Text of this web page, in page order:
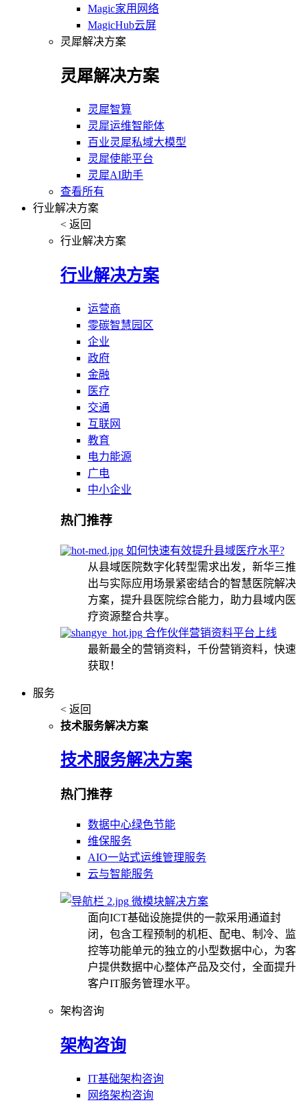
Magic家用网络
MagicHub云屏
灵犀解决方案
灵犀解决方案
灵犀智算
灵犀运维智能体
百业灵犀私域大模型
灵犀使能平台
灵犀AI助手
查看所有
行业解决方案
< 返回
行业解决方案
行业解决方案
运营商
零碳智慧园区
企业
政府
金融
医疗
交通
互联网
教育
电力能源
广电
中小企业
热门推荐
如何快速有效提升县域医疗水平?
从县域医院数字化转型需求出发，新华三推
出与实际应用场景紧密结合的智慧医院解决
方案，提升县医院综合能力，助力县域内医
疗资源整合共享。
合作伙伴营销资料平台上线
最新最全的营销资料，千份营销资料，快速
获取！
服务
< 返回
技术服务解决方案
技术服务解决方案
热门推荐
数据中心绿色节能
维保服务
AIO一站式运维管理服务
云与智能服务
微模块解决方案
面向ICT基础设施提供的一款采用通道封
闭，包含工程预制的机柜、配电、制冷、监
控等功能单元的独立的小型数据中心，为客
户提供数据中心整体产品及交付，全面提升
客户IT服务管理水平。
架构咨询
架构咨询
IT基础架构咨询
网络架构咨询